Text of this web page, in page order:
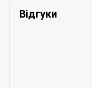
Відгуки